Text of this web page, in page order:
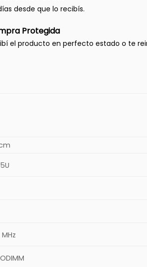
desde que lo recibís.
Protegida
el producto en perfecto estado o te